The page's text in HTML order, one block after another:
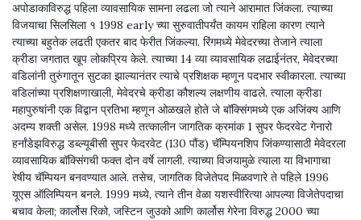
अपोडाकाविरुद्ध पहिला व्यावसायिक सामना लढला जो त्याने आरामात जिंकला. त्याच्या
विजयाचा सिलसिला १ 1998 early च्या सुरुवातीपर्यंत कायम राहिला कारण त्याने
त्याच्या बहुतेक लढती एकतर बाद फेरीत जिंकल्या. रिंगमध्ये मेवेदरच्या तेजाने त्याला
क्रीडा जगतात खूप लोकप्रिय केले. त्याच्या 14 व्या व्यावसायिक लढाईनंतर, मेवेदरच्या
वडिलांनी तुरुंगातून सुटका झाल्यानंतर त्याचे प्रशिक्षक म्हणून पदभार स्वीकारला. त्याच्या
वडिलांच्या प्रशिक्षणाखाली, मेवेदरचे क्रीडा कौशल्य लक्षणीय वाढले. त्याला क्रीडा
महापुरुषांनी एक विद्वान प्रतिभा म्हणून ओळखले होते जे बॉक्सिंगमध्ये एक अजिंक्य आणि
अदम्य शक्ती असेल. 1998 मध्ये तत्कालीन जागतिक क्रमांक 1 सुपर फेदरवेट गेनारो
हर्नांडेझविरुद्ध डब्ल्यूबीसी सुपर फेदरवेट (130 पौंड) चॅम्पियनशिप जिंकण्यासाठी मेवेदरला
व्यावसायिक बॉक्सिंगची फक्त दोन वर्षे लागली. त्याच्या विजयामुळे त्याला या विभागाचा
रेषीय चॅम्पियन बनवण्यात आले. तसेच, जागतिक विजेतेपद मिळवणारे ते पहिले 1996
यूएस ऑलिम्पियन बनले. 1999 मध्ये, त्याने तीन वेळा यशस्वीरित्या आपल्या विजेतेपदाचा
बचाव केला; कार्लोस रिको, जस्टिन जुउको आणि कार्लोस गेरेना विरुद्ध 2000 च्या